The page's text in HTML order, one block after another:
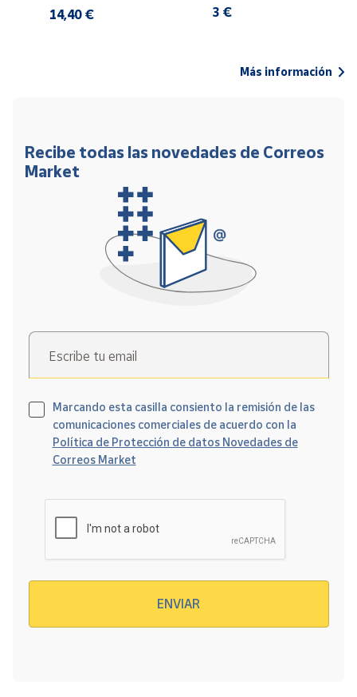
14,40 € 3 €
Más información
Recibe todas las novedades de Correos
Market
Escribe tu email
Marcando esta casilla consiento la remisión de las
comunicaciones comerciales de acuerdo con la
Política de Protección de datos Novedades de
Correos Market
ENVIAR